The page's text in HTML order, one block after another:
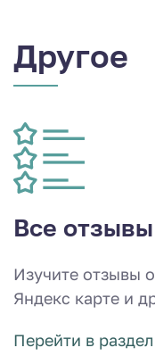
Другое
Все отзывы
Изучите отзывы
Яндекс карте и
Перейти в раздел